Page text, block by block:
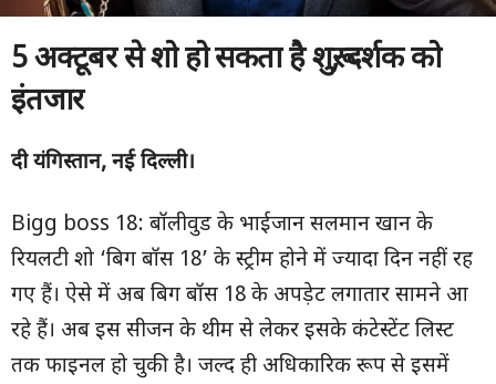
5 अक्टूबर से शो हो सकता है शुरू, दर्शक को
इंतजार
दी यंगिस्तान, नई दिल्ली।
Bigg boss 18: बॉलीवुड के भाईजान सलमान खान के
रियलटी शो ‘बिग बॉस 18’ के स्ट्रीम होने में ज्यादा दिन नहीं रह
गए हैं। ऐसे में अब बिग बॉस 18 के अपड़ेट लगातार सामने आ
रहे हैं। अब इस सीजन के थीम से लेकर इसके कंटेस्टेंट लिस्ट
तक फाइनल हो चुकी है। जल्द ही अधिकारिक रूप से इसमें